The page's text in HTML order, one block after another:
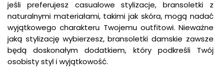
jeśli preferujesz casualowe stylizacje, bransoletki z
naturalnymi materiałami, takimi jak skóra, mogą nadać
wyjątkowego charakteru Twojemu outfitowi. Nieważne
jaką stylizację wybierzesz, bransoletki damskie zawsze
będą doskonałym dodatkiem, który podkreśli Twój
osobisty styl i wyjątkowość.